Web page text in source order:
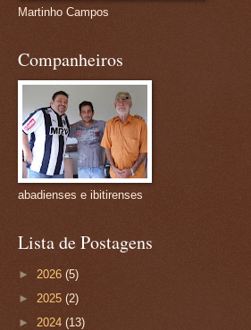
Martinho Campos
Companheiros
abadienses e ibitirenses
Lista de Postagens
► 2026 (5)
► 2025 (2)
► 2024 (13)